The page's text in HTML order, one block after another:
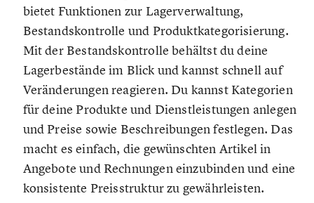
bietet Funktionen zur Lagerverwaltung,
Bestandskontrolle und Produktkategorisierung.
Mit der Bestandskontrolle behältst du deine
Lagerbestände im Blick und kannst schnell auf
Veränderungen reagieren. Du kannst Kategorien
für deine Produkte und Dienstleistungen anlegen
und Preise sowie Beschreibungen festlegen. Das
macht es einfach, die gewünschten Artikel in
Angebote und Rechnungen einzubinden und eine
konsistente Preisstruktur zu gewährleisten.